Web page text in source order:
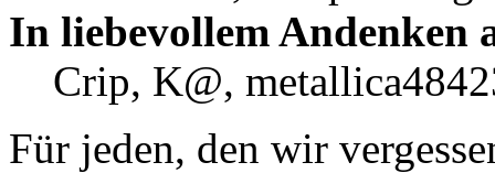
In liebevollem Andenken
Crip, K@,
Für jeden, den wir